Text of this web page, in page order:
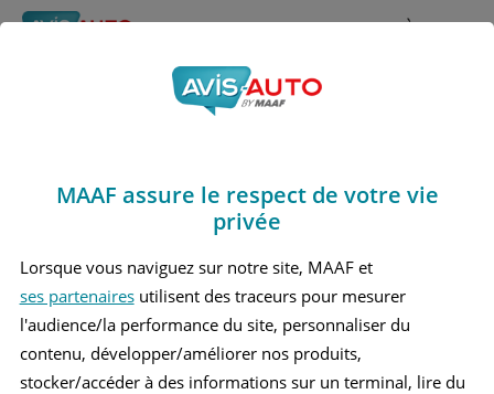
Rechercher À propos
Obtenir un devis d'assurance auto MAAF
Avis Volvo Xc40
VOLVO XC40 1 MOYEN SUV
MAAF assure le respect de votre vie
privée
Lorsque vous naviguez sur notre site, MAAF et
ses partenairesutilisent des traceurs pour mesurer
l'audience/la performance du site, personnaliser du
contenu, développer/améliorer nos produits,
stocker/accéder à des informations sur un terminal, lire du